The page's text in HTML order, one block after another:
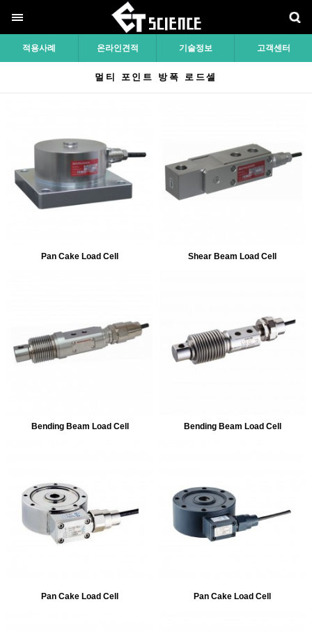
적용사례 온라인견적 기술정보 고객센터
멀티 포인트 방폭 로드셀
Pan Cake Load Cell Shear Beam Load Cell
Bending Beam Load Cell Bending Beam Load Cell
Pan Cake Load Cell Pan Cake Load Cell